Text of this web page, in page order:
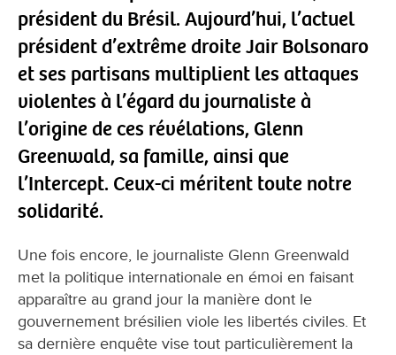
président du Brésil. Aujourd’hui, l’actuel
président d’extrême droite Jair Bolsonaro
et ses partisans multiplient les attaques
violentes à l’égard du journaliste à
l’origine de ces révélations, Glenn
Greenwald, sa famille, ainsi que
l’Intercept. Ceux-ci méritent toute notre
solidarité.
Une fois encore, le journaliste Glenn Greenwald
met la politique internationale en émoi en faisant
apparaître au grand jour la manière dont le
gouvernement brésilien viole les libertés civiles. Et
sa dernière enquête vise tout particulièrement la